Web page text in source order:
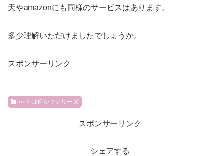
天やamazonにも同様のサービスはあります。
多少理解いただけましたでしょうか。
スポンサーリンク
○○とは何か？シリーズ
スポンサーリンク
シェアする